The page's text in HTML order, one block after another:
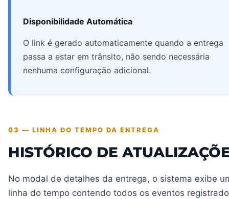
Disponibilidade Automática
O link é gerado automaticamente quando a entrega
passa a estar em trânsito, não sendo necessária
nenhuma configuração adicional.
03 — LINHA DO TEMPO DA ENTREGA
HISTÓRICO DE
No modal de detalhes da entrega, o sistema exibe
linha do tempo contendo todos os eventos